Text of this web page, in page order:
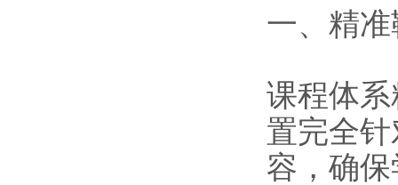
一、精
课程体
置完全
容，确